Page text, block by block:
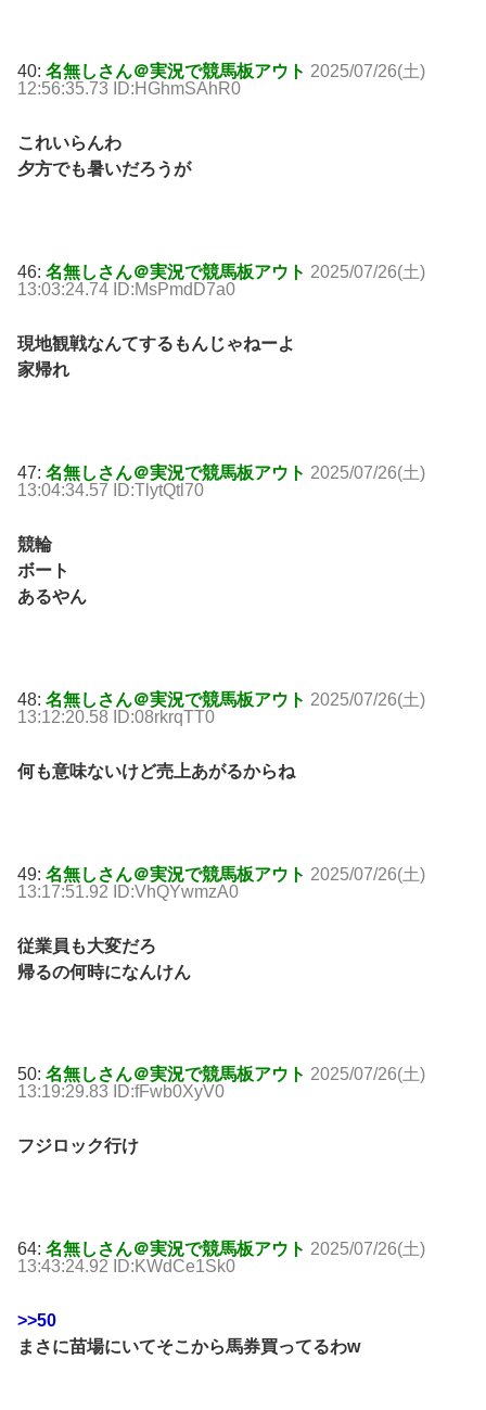
40: 名無しさん＠実況で競馬板アウト 2025/07/26(土)
12:56:35.73 ID:HGhmSAhR0
これいらんわ
夕方でも暑いだろうが
46: 名無しさん＠実況で競馬板アウト 2025/07/26(土)
13:03:24.74 ID:MsPmdD7a0
現地観戦なんてするもんじゃねーよ
家帰れ
47: 名無しさん＠実況で競馬板アウト 2025/07/26(土)
13:04:34.57 ID:TlytQtl70
競輪
ボート
あるやん
48: 名無しさん＠実況で競馬板アウト 2025/07/26(土)
13:12:20.58 ID:08rkrqTT0
何も意味ないけど売上あがるからね
49: 名無しさん＠実況で競馬板アウト 2025/07/26(土)
13:17:51.92 ID:VhQYwmzA0
従業員も大変だろ
帰るの何時になんけん
50: 名無しさん＠実況で競馬板アウト 2025/07/26(土)
13:19:29.83 ID:fFwb0XyV0
フジロック行け
64: 名無しさん＠実況で競馬板アウト 2025/07/26(土)
13:43:24.92 ID:KWdCe1Sk0
>>50
まさに苗場にいてそこから馬券買ってるわw